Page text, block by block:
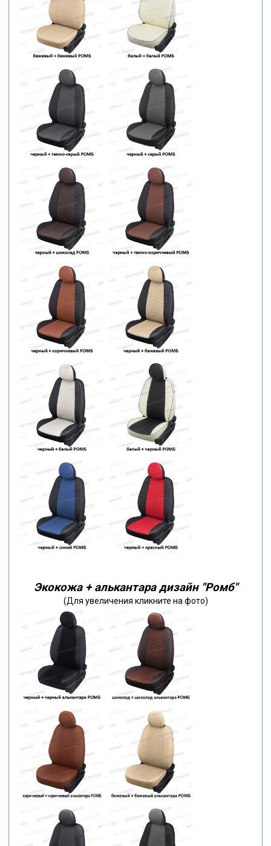
Экокожа + алькантара дизайн "Ромб"
(Для увеличения кликните на фото)